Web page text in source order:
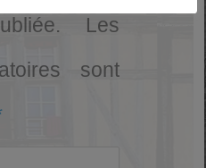
Les
sont